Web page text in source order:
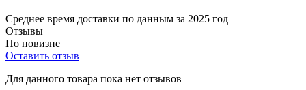
Среднее время доставки по данным за 2025 год
Отзывы
По новизне
Оставить отзыв
Для данного товара пока нет отзывов